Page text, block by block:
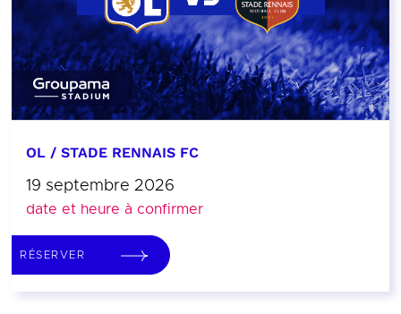
OL / STADE RENNAIS FC
19 septembre 2026
date et heure à confirmer
RÉSERVER